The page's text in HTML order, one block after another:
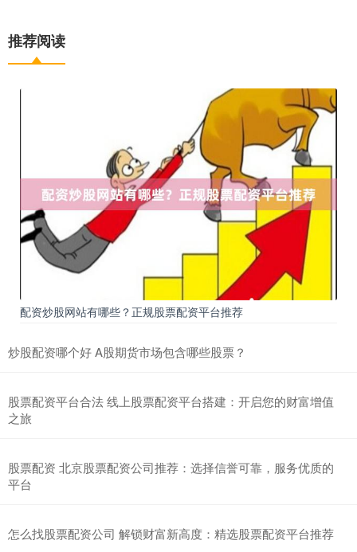
推荐阅读
配资炒股网站有哪些？正规股票配资平台推荐
炒股配资哪个好 A股期货市场包含哪些股票？
股票配资平台合法 线上股票配资平台搭建：开启您的财富增值
之旅
股票配资 北京股票配资公司推荐：选择信誉可靠，服务优质的
平台
怎么找股票配资公司 解锁财富新高度：精选股票配资平台推荐